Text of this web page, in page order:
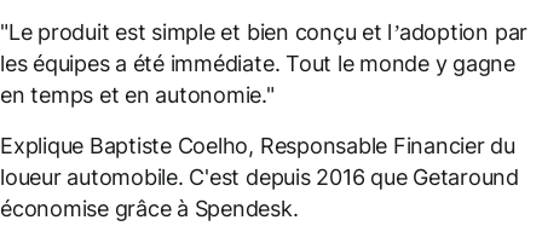
"Le produit est simple et bien conçu et l’adoption par
les équipes a été immédiate. Tout le monde y gagne
en temps et en autonomie."
Explique Baptiste Coelho, Responsable Financier du
loueur automobile. C'est depuis 2016 que Getaround
économise grâce à Spendesk.